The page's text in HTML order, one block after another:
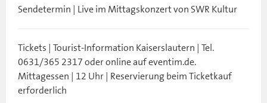
Sendetermin | Live im Mittagskonzert von SWR Kultur
Tickets | Tourist-Information Kaiserslautern | Tel.
0631/365 2317 oder online auf eventim.de.
Mittagessen | 12 Uhr | Reservierung beim Ticketkauf
erforderlich